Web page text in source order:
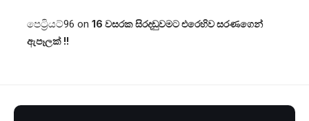
පෙට්‍රියට්96 on 16 වසරක සිරදඬුවමට එරෙහිව සරණගෙන්
ඇපෑලක් !!